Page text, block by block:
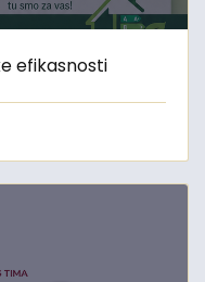
efikasnosti